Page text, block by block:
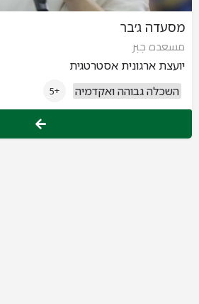
מסעדה ג׳בר
مسعده جبر
יועצת ארגונית אסטרטגית
השכלה גבוהה ואקדמיה
+5